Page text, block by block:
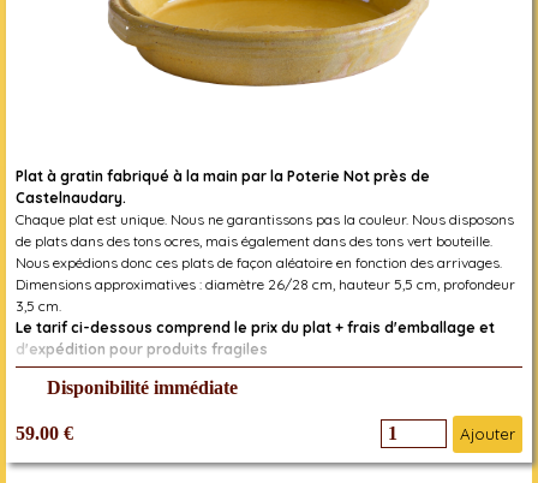
Plat à gratin fabriqué à la main par la Poterie Not près de
Castelnaudary.
Chaque plat est unique. Nous ne garantissons pas la couleur. Nous disposons
de plats dans des tons ocres, mais également dans des tons vert bouteille.
Nous expédions donc ces plats de façon aléatoire en fonction des arrivages.
Dimensions approximatives : diamètre 26/28 cm, hauteur 5,5 cm, profondeur
3,5 cm.
Le tarif ci-dessous comprend le prix du plat + frais d'emballage et
d'expédition pour produits fragiles
Réf. 2000000006567
Disponibilité immédiate
59.00 € Ajouter